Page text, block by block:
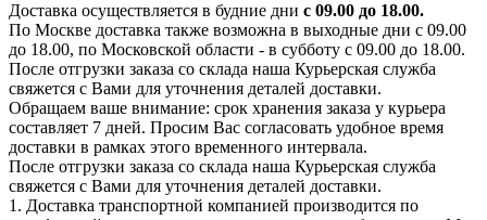
Доставка осуществляется в будние дни с 09.00 до 18.00.
По Москве доставка также возможна в выходные дни с 09.00
до 18.00, по Московской области - в субботу с 09.00 до 18.00.
После отгрузки заказа со склада наша Курьерская служба
свяжется с Вами для уточнения деталей доставки.
Обращаем ваше внимание: срок хранения заказа у курьера
составляет 7 дней. Просим Вас согласовать удобное время
доставки в рамках этого временного интервала.
После отгрузки заказа со склада наша Курьерская служба
свяжется с Вами для уточнения деталей доставки.
1. Доставка транспортной компанией производится по